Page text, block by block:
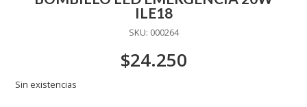
ILE18
SKU: 000264
$24.250
Sin existencias